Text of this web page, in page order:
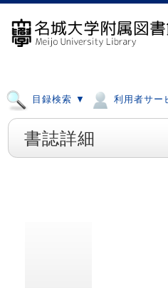
目録検索 ▼ 利用者サー
書誌詳細